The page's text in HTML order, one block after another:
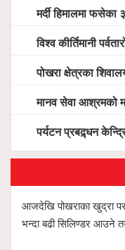
मर्दी हिमालमा फसेका
विश्व कीर्तिमानी पर्वतारोही निम्स
पोखरा क्षेत्रका शिवालय
मानव सेवा आश्रमको महायज्ञबाट ३ करोड ४ लाख ५९
पर्यटन प्रबद्र्धन केन्द्रित भई काम गर्ने
आजदेखि पोखराका खुद्रा
भन्दा बढी सिलिण्डर आउने